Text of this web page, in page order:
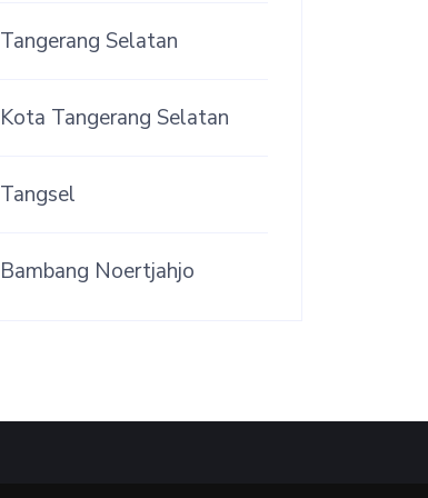
Tangerang Selatan
Kota Tangerang Selatan
Tangsel
Bambang Noertjahjo